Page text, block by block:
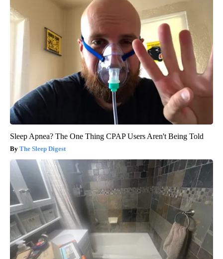
Sleep Apnea? The One Thing CPAP Users Aren't Being Told
The Sleep Digest